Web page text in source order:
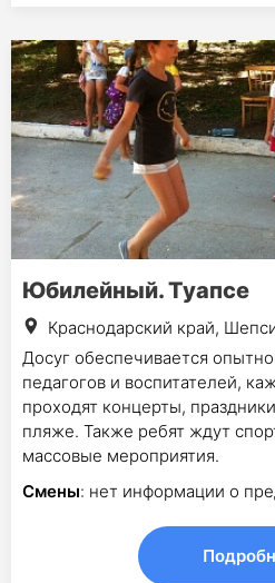
Юбилейный. Туапсе
Краснодарский край,
Досуг обеспечивается
педагогов и воспитателей,
проходят концерты,
пляже. Также ребят ждут
массовые мероприятия.
Смены: нет информации о